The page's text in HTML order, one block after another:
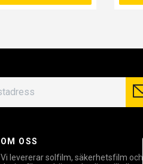
OM OSS
Vi levererar solfilm, säkerhetsfilm och